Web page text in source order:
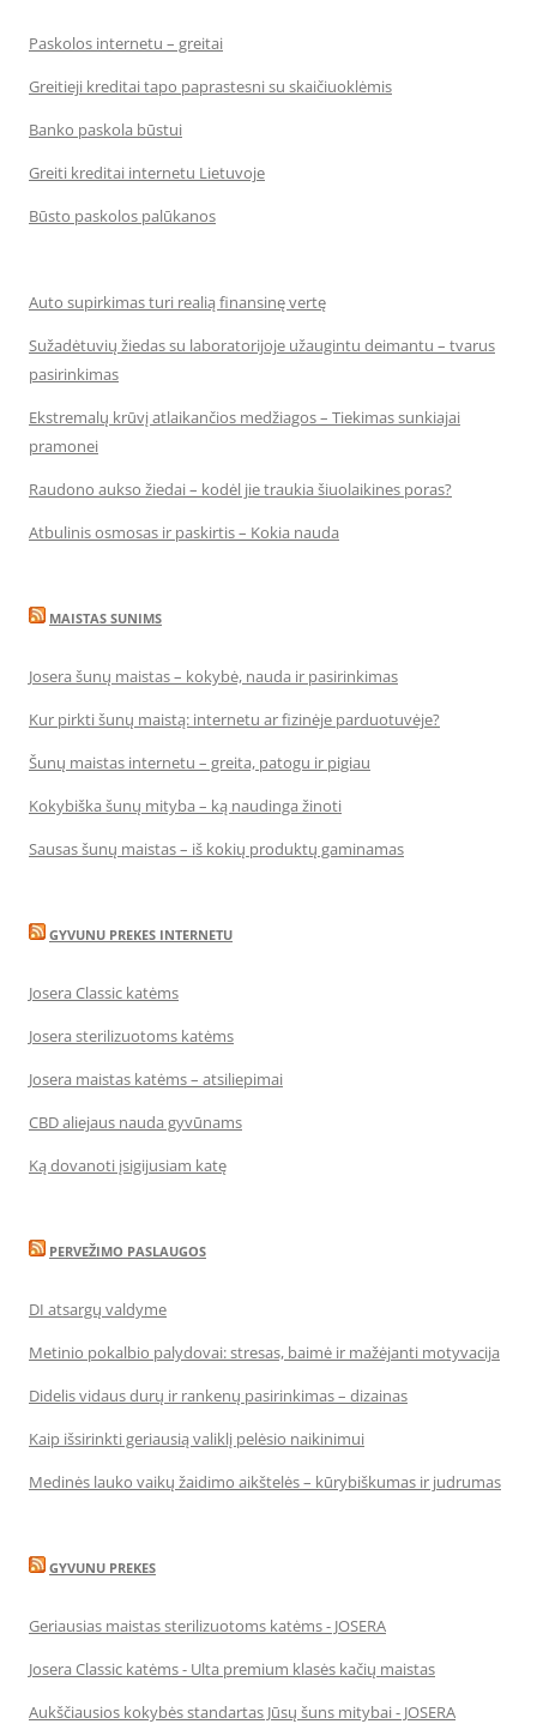
Paskolos internetu – greitai
Greitieji kreditai tapo paprastesni su skaičiuoklėmis
Banko paskola būstui
Greiti kreditai internetu Lietuvoje
Būsto paskolos palūkanos
Auto supirkimas turi realią finansinę vertę
Sužadėtuvių žiedas su laboratorijoje užaugintu deimantu – tvarus
pasirinkimas
Ekstremalų krūvį atlaikančios medžiagos – Tiekimas sunkiajai
pramonei
Raudono aukso žiedai – kodėl jie traukia šiuolaikines poras?
Atbulinis osmosas ir paskirtis – Kokia nauda
MAISTAS SUNIMS
Josera šunų maistas – kokybė, nauda ir pasirinkimas
Kur pirkti šunų maistą: internetu ar fizinėje parduotuvėje?
Šunų maistas internetu – greita, patogu ir pigiau
Kokybiška šunų mityba – ką naudinga žinoti
Sausas šunų maistas – iš kokių produktų gaminamas
GYVUNU PREKES INTERNETU
Josera Classic katėms
Josera sterilizuotoms katėms
Josera maistas katėms – atsiliepimai
CBD aliejaus nauda gyvūnams
Ką dovanoti įsigijusiam katę
PERVEŽIMO PASLAUGOS
DI atsargų valdyme
Metinio pokalbio palydovai: stresas, baimė ir mažėjanti motyvacija
Didelis vidaus durų ir rankenų pasirinkimas – dizainas
Kaip išsirinkti geriausią valiklį pelėsio naikinimui
Medinės lauko vaikų žaidimo aikštelės – kūrybiškumas ir judrumas
GYVUNU PREKES
Geriausias maistas sterilizuotoms katėms - JOSERA
Josera Classic katėms - Ulta premium klasės kačių maistas
Aukščiausios kokybės standartas Jūsų šuns mitybai - JOSERA